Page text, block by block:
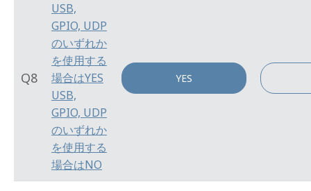
Q8
USB,
GPIO, UDP
のいずれか
を使用する
場合はYES
USB,
GPIO, UDP
のいずれか
を使用する
場合はNO
YES